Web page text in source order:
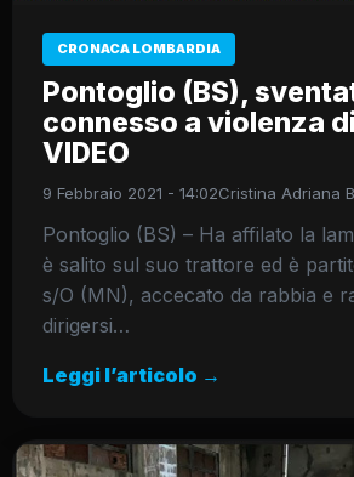
CRONACA LOMBARDIA
Pontoglio (BS),
connesso a violenza
VIDEO
9 Febbraio 2021 - 14:02Cristina Adriana
Pontoglio (BS) – Ha affilato la
è salito sul suo trattore ed è
s/O (MN), accecato da rabbia e
dirigersi…
Leggi l’articolo →